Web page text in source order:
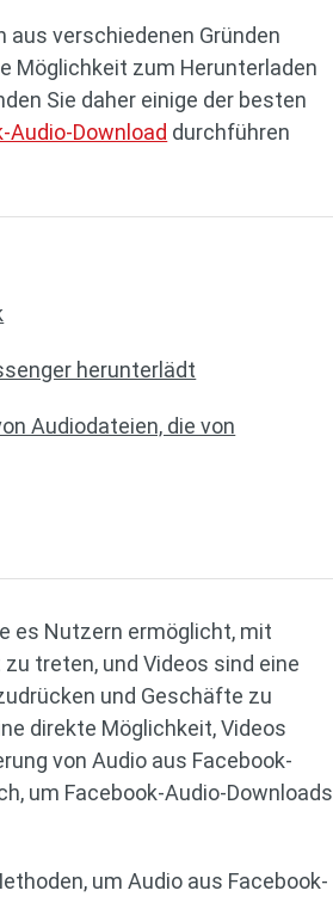
aus verschiedenen Gründen
Möglichkeit zum Herunterladen
Sie daher einige der besten
Audio-Download durchführen
herunterlädt
Audiodateien, die von
es Nutzern ermöglicht, mit
treten, und Videos sind eine
und Geschäfte zu
direkte Möglichkeit, Videos
von Audio aus Facebook-
um Facebook-Audio-Downloads
um Audio aus Facebook-